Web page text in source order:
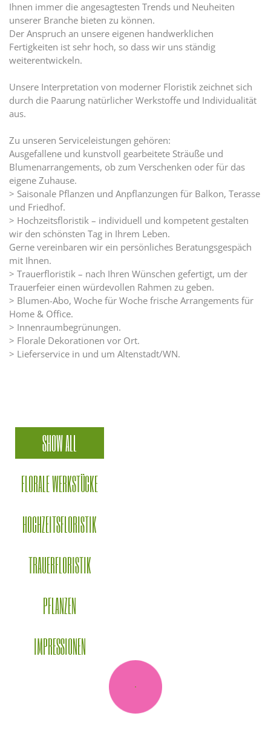
Ihnen immer die angesagtesten Trends und Neuheiten
unserer Branche bieten zu können.
Der Anspruch an unsere eigenen handwerklichen
Fertigkeiten ist sehr hoch, so dass wir uns ständig
weiterentwickeln.
Unsere Interpretation von moderner Floristik zeichnet sich
durch die Paarung natürlicher Werkstoffe und Individualität
aus.
Zu unseren Serviceleistungen gehören:
Ausgefallene und kunstvoll gearbeitete Sträuße und
Blumenarrangements, ob zum Verschenken oder für das
eigene Zuhause.
> Saisonale Pflanzen und Anpflanzungen für Balkon, Terasse
und Friedhof.
> Hochzeitsfloristik – individuell und kompetent gestalten
wir den schönsten Tag in Ihrem Leben.
Gerne vereinbaren wir ein persönliches Beratungsgespäch
mit Ihnen.
> Trauerfloristik – nach Ihren Wünschen gefertigt, um der
Trauerfeier einen würdevollen Rahmen zu geben.
> Blumen-Abo, Woche für Woche frische Arrangements für
Home & Office.
> Innenraumbegrünungen.
> Florale Dekorationen vor Ort.
> Lieferservice in und um Altenstadt/WN.
SHOW ALL
FLORALE WERKSTÜCKE
HOCHZEITSFLORISTIK
TRAUERFLORISTIK
PFLANZEN
IMPRESSIONEN